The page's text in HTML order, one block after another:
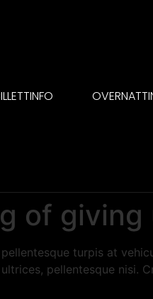
of giving
turpis at
pellentesque nisi.